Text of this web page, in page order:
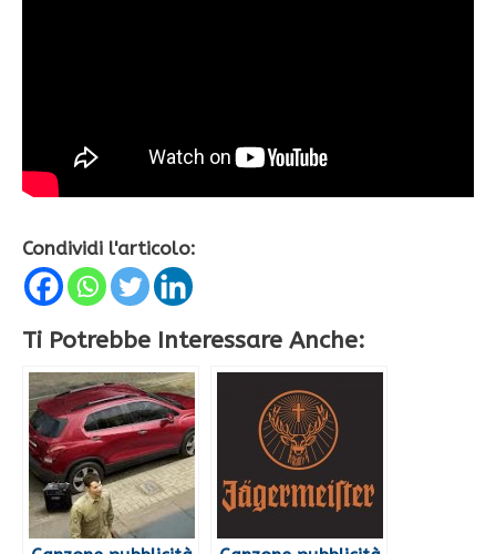
Condividi l'articolo:
Ti Potrebbe Interessare Anche: